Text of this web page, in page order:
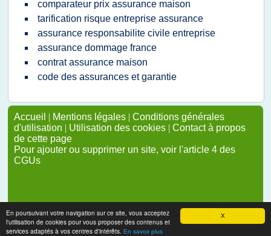
X
En poursuivant votre navigation sur ce site, vous acceptez
l'utilisation de cookies pour vous proposer des contenus et
services adaptés à vos centres d'intérêts. En savoir plus
comparateur prix assurance maison
tarification risque entreprise assurance
assurance responsabilite civile entreprise
assurance dommage france
contrat assurance maison
code des assurances et garantie
Accueil | Mentions légales | Conditions générales
d'utilisation | Utilisation des cookies | Contact à propos
de cette page
Pour ajouter ou supprimer un site, voir l'article 4 des
CGUs